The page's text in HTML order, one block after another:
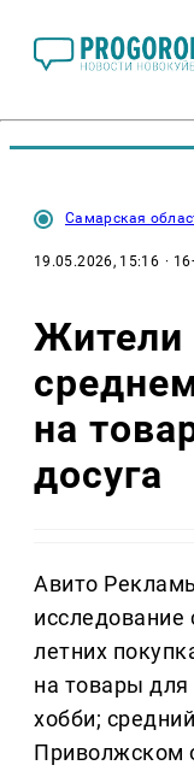
Самарская
19.05.2026, 15:16 ·
Жители
на
досуга
Авито
исследование
летних
на товары для
хобби;
Приволжском